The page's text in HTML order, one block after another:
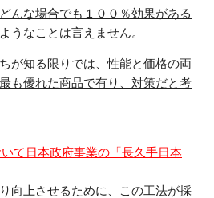
んな場合でも１００％効果がある
うなことは言えません。
が知る限りでは、性能と価格の両
も優れた商品で有り、対策だと考
て日本政府事業の「長久手日本
向上させるために、この工法が採